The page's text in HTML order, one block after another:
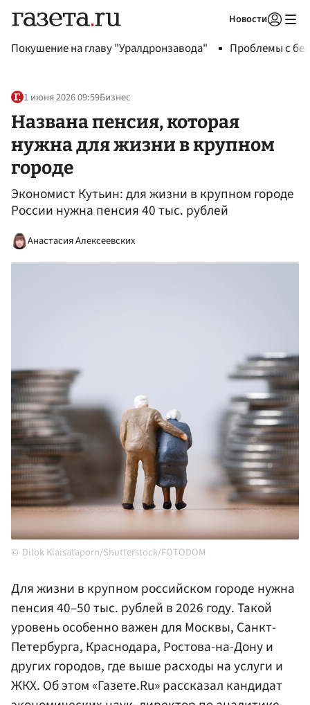
Новости
Покушение на главу "Уралдронзавода" Проблемы с
1 июня 2026 09:59Бизнес
Названа пенсия, которая
нужна для жизни в крупном
городе
Экономист Кутьин: для жизни в крупном городе
России нужна пенсия 40 тыс. рублей
Анастасия Алексеевских
Dilok Klaisataporn/Shutterstock/FOTODOM
Для жизни в крупном российском городе нужна
пенсия 40–50 тыс. рублей в 2026 году. Такой
уровень особенно важен для Москвы, Санкт-
Петербурга, Краснодара, Ростова-на-Дону и
других городов, где выше расходы на услуги и
ЖКХ. Об этом «Газете.Ru» рассказал кандидат